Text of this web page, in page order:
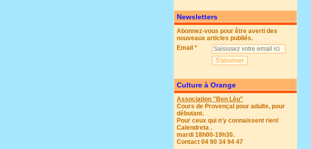
Newsletters
Abonnez-vous pour être averti des
nouveaux articles publiés.
Email
Culture à Orange
Association "Ben Lèu"
Cours de Provençal pour adulte, pour
débutant.
Pour ceux qui n'y connaissent rien!
Calendreta .
mardi 18h00-19h30.
Contact 04 90 34 94 47